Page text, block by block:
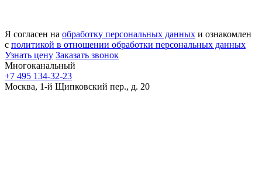
Я согласен на обработку персональных данных и ознакомлен
с политикой в отношении обработки персональных данных
Узнать цену Заказать звонок
Многоканальный
+7 495 134-32-23
Москва, 1-й Щипковский пер., д. 20